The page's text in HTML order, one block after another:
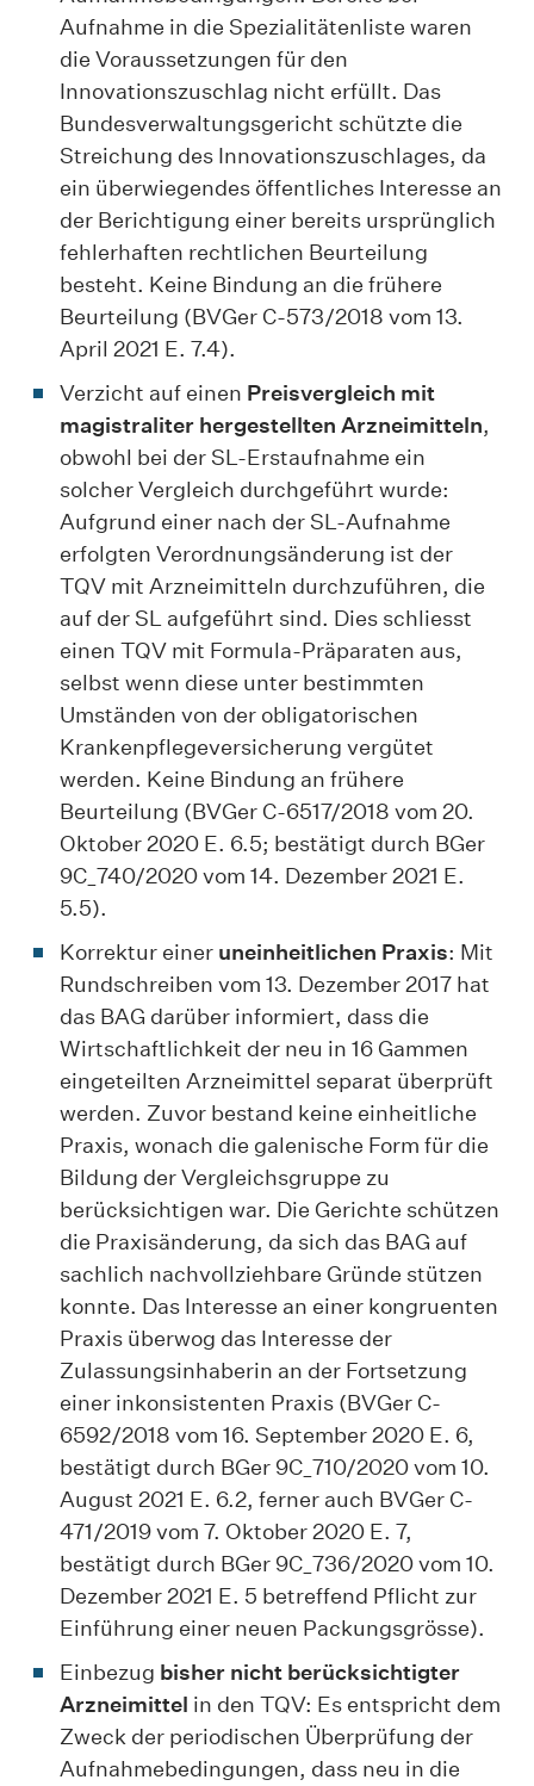
Aufnahme in die Spezialitätenliste waren
die Voraussetzungen für den
Innovationszuschlag nicht erfüllt. Das
Bundesverwaltungsgericht schützte die
Streichung des Innovationszuschlages, da
ein überwiegendes öffentliches Interesse an
der Berichtigung einer bereits ursprünglich
fehlerhaften rechtlichen Beurteilung
besteht. Keine Bindung an die frühere
Beurteilung (BVGer C-573/2018 vom 13.
April 2021 E. 7.4).
Verzicht auf einen Preisvergleich mit
magistraliter hergestellten Arzneimitteln,
obwohl bei der SL-Erstaufnahme ein
solcher Vergleich durchgeführt wurde:
Aufgrund einer nach der SL-Aufnahme
erfolgten Verordnungsänderung ist der
TQV mit Arzneimitteln durchzuführen, die
auf der SL aufgeführt sind. Dies schliesst
einen TQV mit Formula-Präparaten aus,
selbst wenn diese unter bestimmten
Umständen von der obligatorischen
Krankenpflegeversicherung vergütet
werden. Keine Bindung an frühere
Beurteilung (BVGer C-6517/2018 vom 20.
Oktober 2020 E. 6.5; bestätigt durch BGer
9C_740/2020 vom 14. Dezember 2021 E.
5.5).
Korrektur einer uneinheitlichen Praxis: Mit
Rundschreiben vom 13. Dezember 2017 hat
das BAG darüber informiert, dass die
Wirtschaftlichkeit der neu in 16 Gammen
eingeteilten Arzneimittel separat überprüft
werden. Zuvor bestand keine einheitliche
Praxis, wonach die galenische Form für die
Bildung der Vergleichsgruppe zu
berücksichtigen war. Die Gerichte schützen
die Praxisänderung, da sich das BAG auf
sachlich nachvollziehbare Gründe stützen
konnte. Das Interesse an einer kongruenten
Praxis überwog das Interesse der
Zulassungsinhaberin an der Fortsetzung
einer inkonsistenten Praxis (BVGer C-
6592/2018 vom 16. September 2020 E. 6,
bestätigt durch BGer 9C_710/2020 vom 10.
August 2021 E. 6.2, ferner auch BVGer C-
471/2019 vom 7. Oktober 2020 E. 7,
bestätigt durch BGer 9C_736/2020 vom 10.
Dezember 2021 E. 5 betreffend Pflicht zur
Einführung einer neuen Packungsgrösse).
Einbezug bisher nicht berücksichtigter
Arzneimittel in den TQV: Es entspricht dem
Zweck der periodischen Überprüfung der
Aufnahmebedingungen, dass neu in die